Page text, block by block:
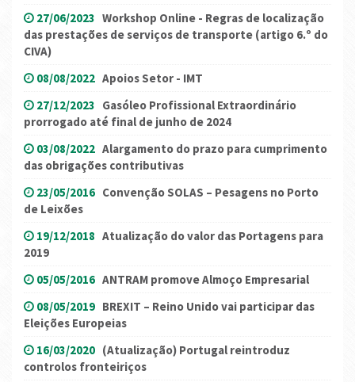
27/06/2023 Workshop Online - Regras de localização
das prestações de serviços de transporte (artigo 6.º do
CIVA)
08/08/2022 Apoios Setor - IMT
27/12/2023 Gasóleo Profissional Extraordinário
prorrogado até final de junho de 2024
03/08/2022 Alargamento do prazo para cumprimento
das obrigações contributivas
23/05/2016 Convenção SOLAS – Pesagens no Porto
de Leixões
19/12/2018 Atualização do valor das Portagens para
2019
05/05/2016 ANTRAM promove Almoço Empresarial
08/05/2019 BREXIT – Reino Unido vai participar das
Eleições Europeias
16/03/2020 (Atualização) Portugal reintroduz
controlos fronteiriços